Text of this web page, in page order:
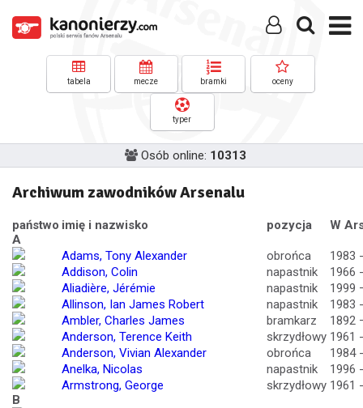
tabela mecze bramki oceny
typer
Osób online: 10313
Archiwum zawodników Arsenalu
państwo imię i nazwisko pozycja
W
A
Adams, Tony Alexander
obrońca
1983
Addison, Colin
napastnik
1966
Aliadière, Jérémie
napastnik
1999
Allinson, Ian James Robert
napastnik
1983
Ambler, Charles James
bramkarz
1892
Anderson, Terence Keith
skrzydłowy 1961
Anderson, Vivian Alexander
obrońca
1984
Anelka, Nicolas
napastnik
1996
Armstrong, George
skrzydłowy 1961
B